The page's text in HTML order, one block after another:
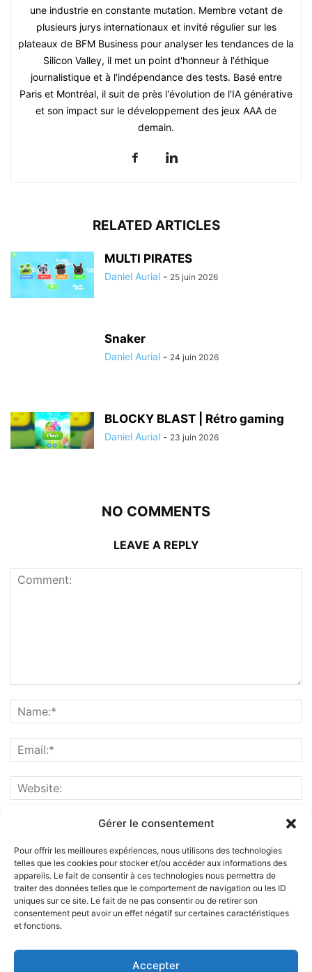
Gérer le consentement
Pour offrir les meilleures expériences, nous utilisons des technologies
telles que les cookies pour stocker et/ou accéder aux informations des
appareils. Le fait de consentir à ces technologies nous permettra de
traiter des données telles que le comportement de navigation ou les ID
uniques sur ce site. Le fait de ne pas consentir ou de retirer son
consentement peut avoir un effet négatif sur certaines caractéristiques
et fonctions.
Accepter
une industrie en constante mutation. Membre votant de
plusieurs jurys internationaux et invité régulier sur les
plateaux de BFM Business pour analyser les tendances de la
Silicon Valley, il met un point d'honneur à l'éthique
journalistique et à l'indépendance des tests. Basé entre
Paris et Montréal, il suit de près l'évolution de l'IA générative
et son impact sur le développement des jeux AAA de
demain.
RELATED ARTICLES
MULTI PIRATES
Daniel Aurial - 25 juin 2026
Snaker
Daniel Aurial - 24 juin 2026
BLOCKY BLAST | Rétro gaming
Daniel Aurial - 23 juin 2026
NO COMMENTS
LEAVE A REPLY
ABOUT US